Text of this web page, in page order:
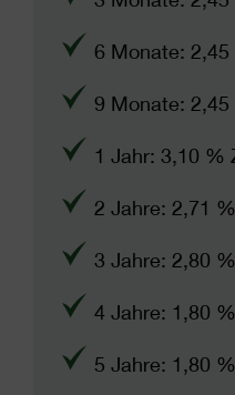
6 Monate:
9 Monate:
1 Jahr: 3,10 %
2 Jahre: 2,71
3 Jahre: 2,80
4 Jahre: 1,80
5 Jahre: 1,80